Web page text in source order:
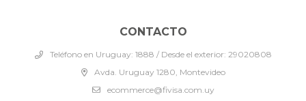
CONTACTO
Teléfono en Uruguay: 1888 / Desde el exterior: 29020808
Avda. Uruguay 1280, Montevideo
ecommerce@fivisa.com.uy